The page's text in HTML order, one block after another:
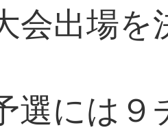
会出場を
選には９